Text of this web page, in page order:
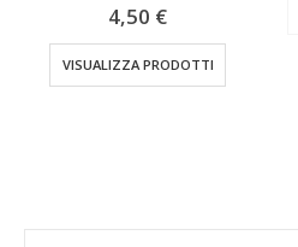
4,50 €
VISUALIZZA PRODOTTI